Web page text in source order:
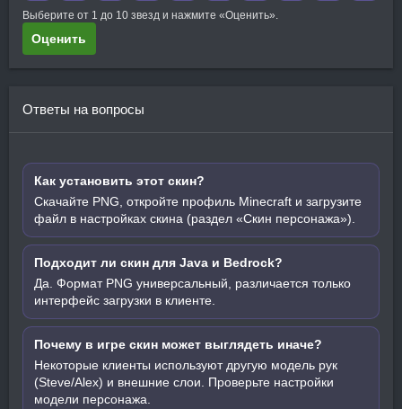
Выберите от 1 до 10 звезд и нажмите «Оценить».
Оценить
Ответы на вопросы
Как установить этот скин?
Скачайте PNG, откройте профиль Minecraft и загрузите
файл в настройках скина (раздел «Скин персонажа»).
Подходит ли скин для Java и Bedrock?
Да. Формат PNG универсальный, различается только
интерфейс загрузки в клиенте.
Почему в игре скин может выглядеть иначе?
Некоторые клиенты используют другую модель рук
(Steve/Alex) и внешние слои. Проверьте настройки
модели персонажа.